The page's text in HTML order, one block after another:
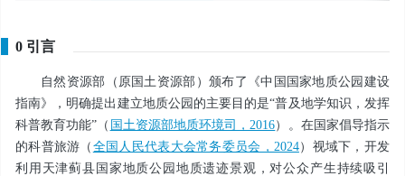
0 引言
自然资源部（原国土资源部）颁布了《中国国家地质公园建设
指南》，明确提出建立地质公园的主要目的是“普及地学知识，发挥
科普教育功能”（ 国土资源部地质环境司，2016）。在国家倡导指示
的科普旅游（ 全国人民代表大会常务委员会，2024）视域下，开发
利用天津蓟县国家地质公园地质遗迹景观，对公众产生持续吸引